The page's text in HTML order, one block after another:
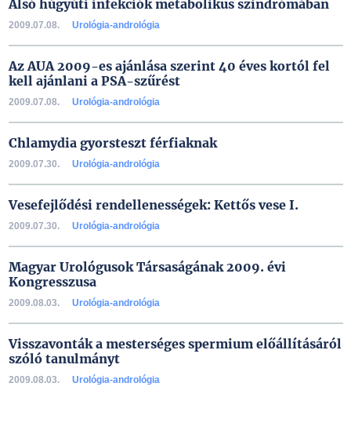
Alsó húgyúti infekciók metabolikus szindrómában
2009.07.08. Urológia-andrológia
Az AUA 2009-es ajánlása szerint 40 éves kortól fel
kell ajánlani a PSA-szűrést
2009.07.08. Urológia-andrológia
Chlamydia gyorsteszt férfiaknak
2009.07.30. Urológia-andrológia
Vesefejlődési rendellenességek: Kettős vese I.
2009.07.30. Urológia-andrológia
Magyar Urológusok Társaságának 2009. évi
Kongresszusa
2009.08.03. Urológia-andrológia
Visszavonták a mesterséges spermium előállításáról
szóló tanulmányt
2009.08.03. Urológia-andrológia